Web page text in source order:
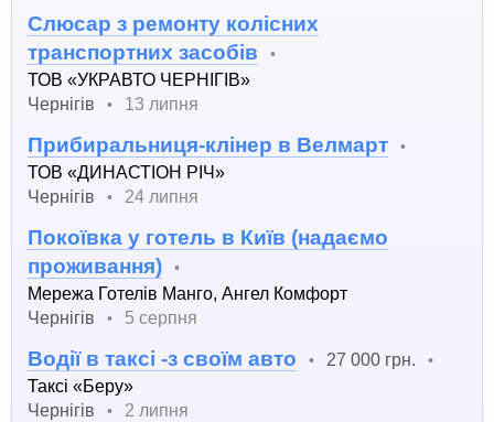
Слюсар з ремонту колісних
транспортних засобів
•
ТОВ «УКРАВТО ЧЕРНІГІВ»
Чернігів
• 13 липня
Прибиральниця-клінер в Велмарт •
ТОВ «ДИНАСТІОН РІЧ»
Чернігів
• 24 липня
Покоївка у готель в Київ (надаємо
проживання)
•
Мережа Готелів Манго, Ангел Комфорт
Чернігів
• 5 серпня
Водії в таксі -з своїм авто • 27 000 грн. •
Таксі «Беру»
Чернігів
• 2 липня